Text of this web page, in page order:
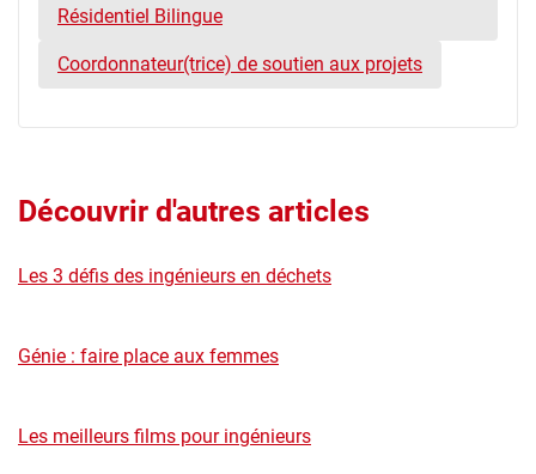
Résidentiel Bilingue
Coordonnateur(trice) de soutien aux projets
Découvrir d'autres articles
Les 3 défis des ingénieurs en déchets
Génie : faire place aux femmes
Les meilleurs films pour ingénieurs